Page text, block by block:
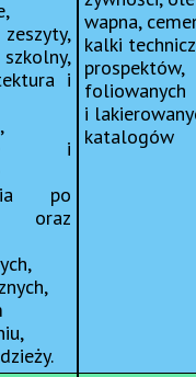
i
i
po
oraz
wapna,
kalki
prospektów,
foliowanych
i
katalogów